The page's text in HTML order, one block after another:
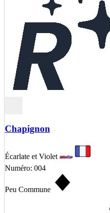
Chapignon
Écarlate et Violet
Numéro: 004
Peu Commune